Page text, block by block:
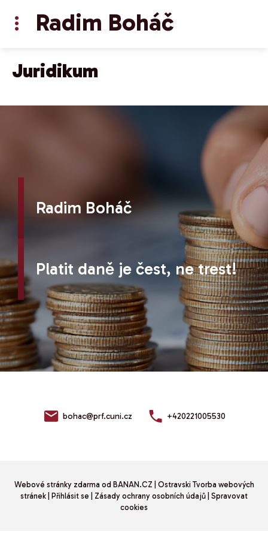
Radim Boháč
Juridikum
Radim Boháč
Platit daně je čest, ne trest!
bohac@prf.cuni.cz +420221005530
Webové stránky zdarma od BANAN.CZ
Ostravski Tvorba webových
stránek Přihlásit se Zásady ochrany osobních údajů Spravovat
cookies